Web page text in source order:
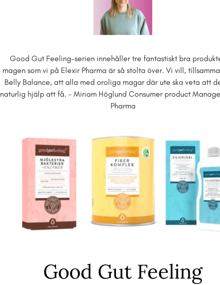
Good Gut Feeling-serien innehåller tre fantastiskt bra
magen som vi på Elexir Pharma är så stolta över. Vi vill,
Belly Balance, att alla med oroliga magar där ute ska veta att
naturlig hjälp att få. - Miriam Höglund Consumer product
Pharma
Good Gut Feeling